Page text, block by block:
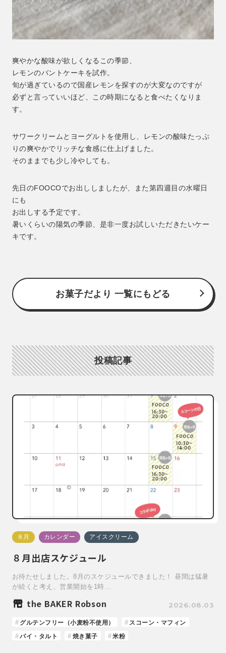
爽やかな酸味が欲しくなるこの季節、
レモンのバントケーキを試作。
旬が過ぎているので国産レモンを探すのが大変なのですが
必ずと言っていいほど、この時期になると食べたくなりま
す。
サワークリームとヨーグルトを使用し、レモンの酸味たっぷ
りの爽やかでリッチな食感に仕上げました。
そのままでも少し冷やしても。
先日のFOOCOでお出ししましたが、また第四週目の水曜日
にも
お出しする予定です。
暑いくらいの陽気の季節、是非一度お試しいただきたいケー
キです。
お菓子だより 一覧にもどる
投稿記事
８月 カレンダー アイスクリーム
８月出店スケジュール
お待たせしました。8月のスケジュールできました！ 昼間は猛暑
が続くと考え、営業開始を1時…
the BAKER Robson 2026.08.03
グルテンフリー（小麦粉不使用）
スコーン・マフィン
パイ・タルト
焼き菓子 米粉